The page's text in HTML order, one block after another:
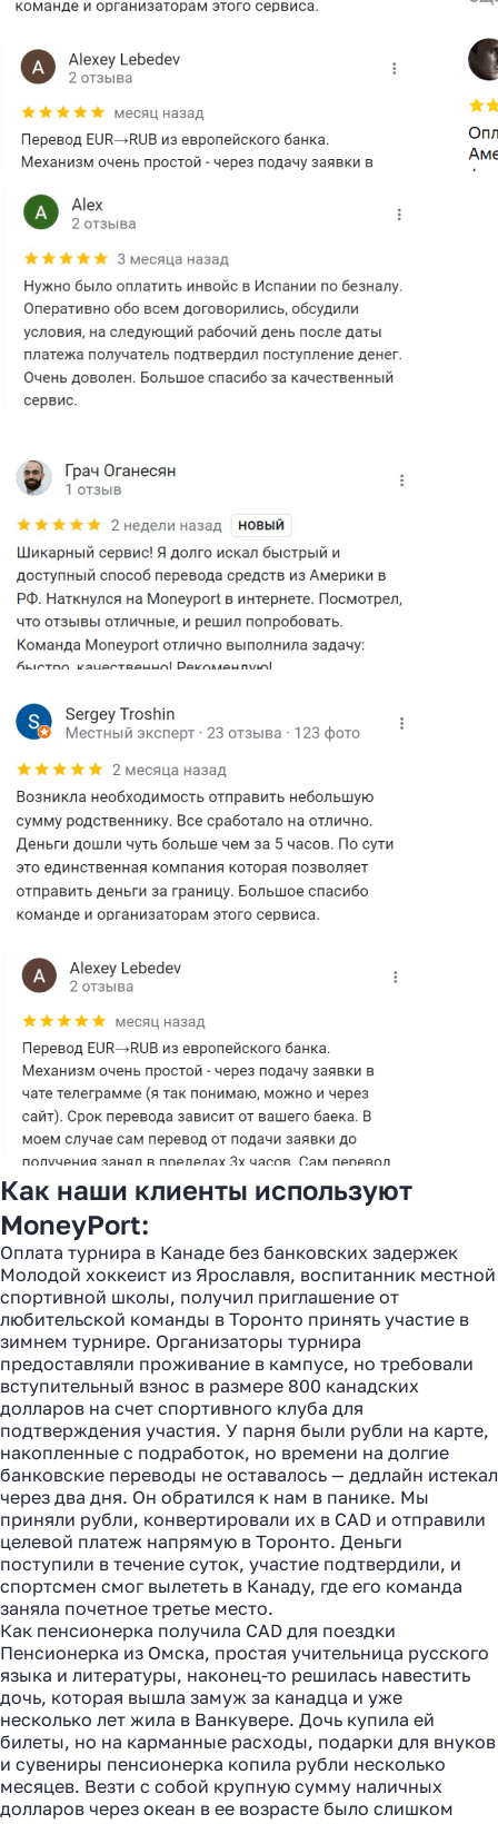
Как наши клиенты используют
MoneyPort:
Оплата турнира в Канаде без банковских задержек
Молодой хоккеист из Ярославля, воспитанник местной
спортивной школы, получил приглашение от
любительской команды в Торонто принять участие в
зимнем турнире. Организаторы турнира
предоставляли проживание в кампусе, но требовали
вступительный взнос в размере 800 канадских
долларов на счет спортивного клуба для
подтверждения участия. У парня были рубли на карте,
накопленные с подработок, но времени на долгие
банковские переводы не оставалось — дедлайн истекал
через два дня. Он обратился к нам в панике. Мы
приняли рубли, конвертировали их в CAD и отправили
целевой платеж напрямую в Торонто. Деньги
поступили в течение суток, участие подтвердили, и
спортсмен смог вылететь в Канаду, где его команда
заняла почетное третье место.
Как пенсионерка получила CAD для поездки
Пенсионерка из Омска, простая учительница русского
языка и литературы, наконец-то решилась навестить
дочь, которая вышла замуж за канадца и уже
несколько лет жила в Ванкувере. Дочь купила ей
билеты, но на карманные расходы, подарки для внуков
и сувениры пенсионерка копила рубли несколько
месяцев. Везти с собой крупную сумму наличных
долларов через океан в ее возрасте было слишком